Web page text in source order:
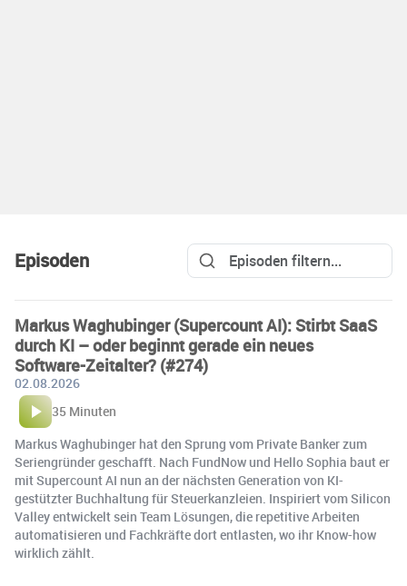
Episoden
Markus Waghubinger (Supercount AI): Stirbt SaaS
durch KI – oder beginnt gerade ein neues
Software-Zeitalter? (#274)
02.08.2026
35 Minuten
Markus Waghubinger hat den Sprung vom Private Banker zum
Seriengründer geschafft. Nach FundNow und Hello Sophia baut er
mit Supercount AI nun an der nächsten Generation von KI-
gestützter Buchhaltung für Steuerkanzleien. Inspiriert vom Silicon
Valley entwickelt sein Team Lösungen, die repetitive Arbeiten
automatisieren und Fachkräfte dort entlasten, wo ihr Know-how
wirklich zählt.